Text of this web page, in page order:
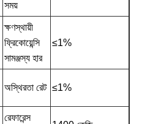
সময়
ক্ষণস্থায়ী
ফ্রিকোয়েন্সি
সামঞ্জস্য হার
≤1%
অস্থিরতা রেট ≤1%
রেফারেন্স